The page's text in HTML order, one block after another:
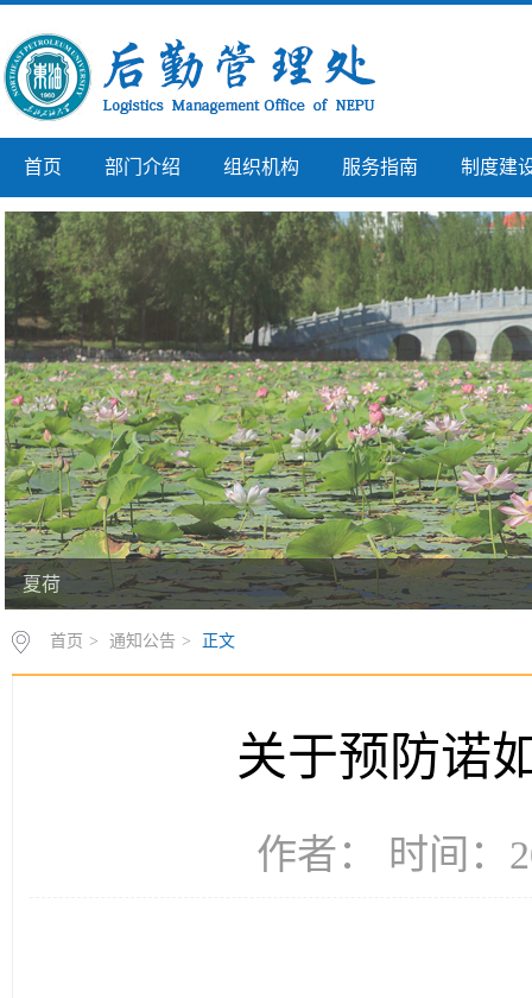
首页 部门介绍 组织机构 服务指南 制度建
夏荷
首页 > 通知公告 > 正文
关于预防诺
作者： 时间：